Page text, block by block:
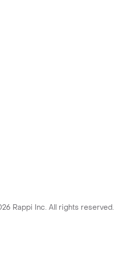
Rappi Inc. All rights reserved.